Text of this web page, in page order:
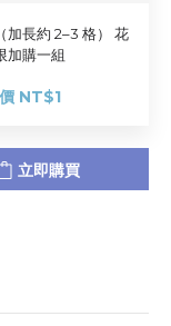
加長約 2–3 格） 花
加購一組
NT$1
立即購買